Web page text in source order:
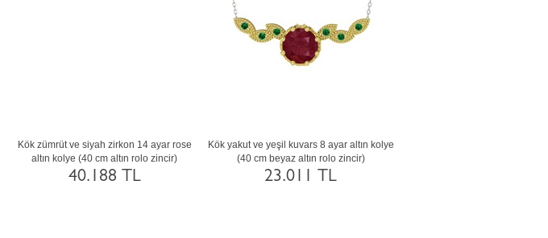
Beyaz zirkon ve swarovski 18 ayar rose
altın kolye (40 cm rose altın rolo zincir)
58.421 TL
Rodolit garnet ve kök yakut 18 ayar altın
kolye (40 cm beyaz altın rolo zincir)
58.554 TL